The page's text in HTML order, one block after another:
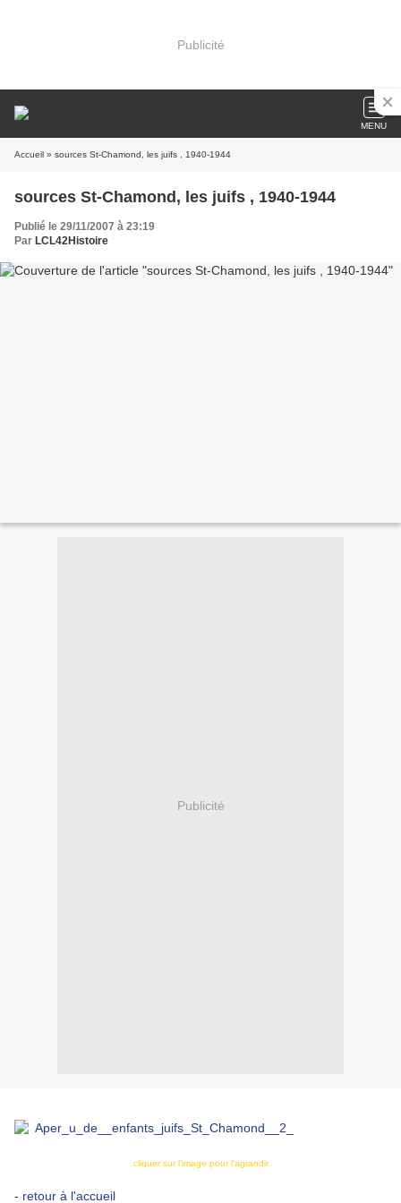
Publicité
MENU
Accueil » sources St-Chamond, les juifs , 1940-1944
sources St-Chamond, les juifs , 1940-1944
Publié le 29/11/2007 à 23:19
Par LCL42Histoire
Publicité
cliquer sur l'image pour l'agrandir
- retour à l'accueil